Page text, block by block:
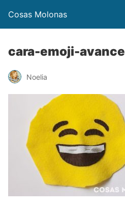
Cosas Molonas
cara-emoji-avance
Noelia